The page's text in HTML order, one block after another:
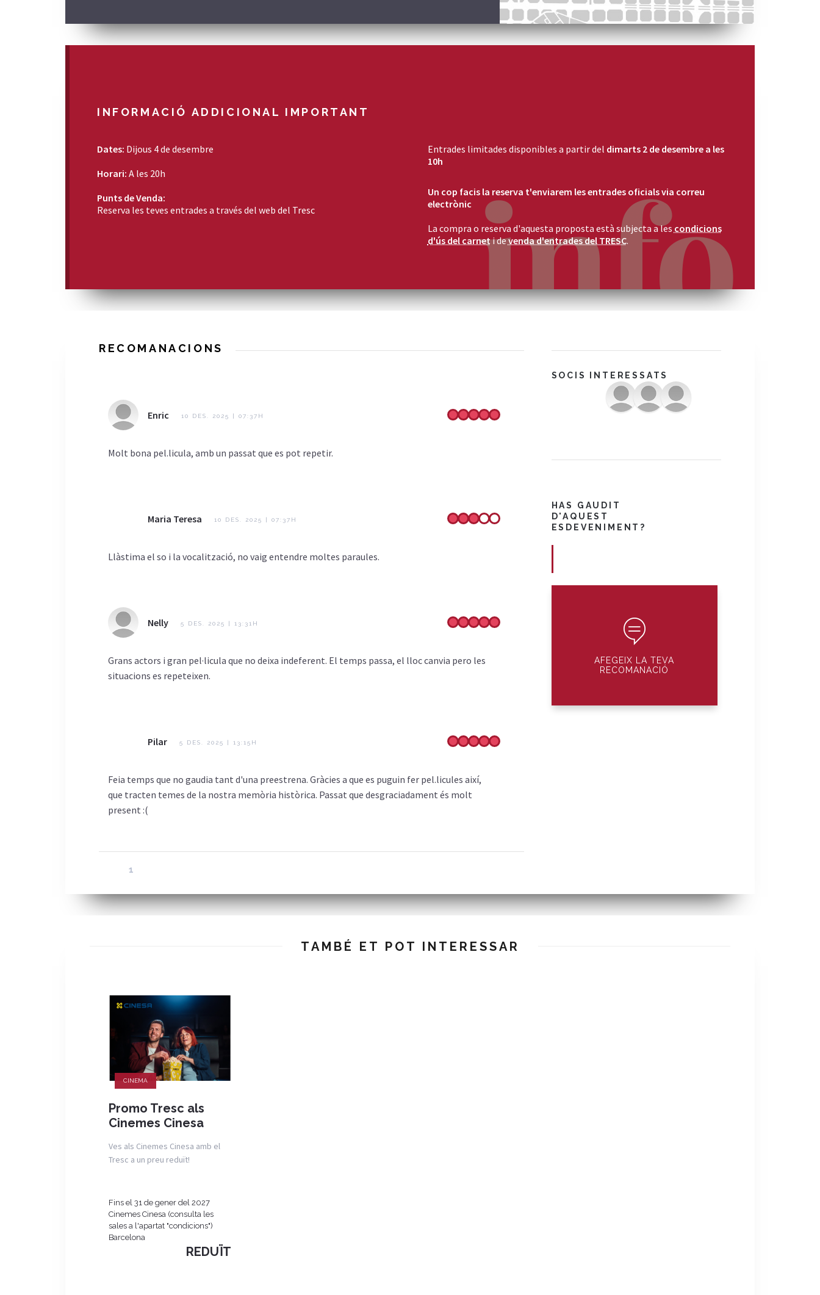
INFORMACIÓ ADDICIONAL IMPORTANT
Dates: Dijous 4 de desembre
Horari: A les 20h
Punts de Venda:
Reserva les teves entrades a través del web del Tresc
Entrades limitades disponibles a partir del dimarts 2 de desembre a les
10h
Un cop facis la reserva t'enviarem les entrades oficials via correu
electrònic
La compra o reserva d'aquesta proposta està subjecta a les condicions
d'ús del carneti devenda d'entrades del TRESC.
RECOMANACIONS
Enric 10 DES. 2025 | 07:37H
Molt bona pel.licula, amb un passat que es pot repetir.
Maria Teresa 10 DES. 2025 | 07:37H
Llàstima el so i la vocalització, no vaig entendre moltes paraules.
Nelly 5 DES. 2025 | 13:31H
Grans actors i gran pel·licula que no deixa indeferent. El temps passa, el lloc canvia pero les
situacions es repeteixen.
Pilar 5 DES. 2025 | 13:15H
Feia temps que no gaudia tant d'una preestrena. Gràcies a que es puguin fer pel.licules així,
que tracten temes de la nostra memòria històrica. Passat que desgraciadament és molt
present :(
1
SOCIS INTERESSATS
HAS GAUDIT
D'AQUEST
ESDEVENIMENT?
AFEGEIX LA TEVA
RECOMANACIÓ
TAMBÉ ET POT INTERESSAR
CINEMA
Promo Tresc als
Cinemes Cinesa
Ves als Cinemes Cinesa amb el
Tresc a un preu reduït!
Fins el 31 de gener del 2027
Cinemes Cinesa (consulta les
sales a l'apartat "condicions")
Barcelona
REDUÏT